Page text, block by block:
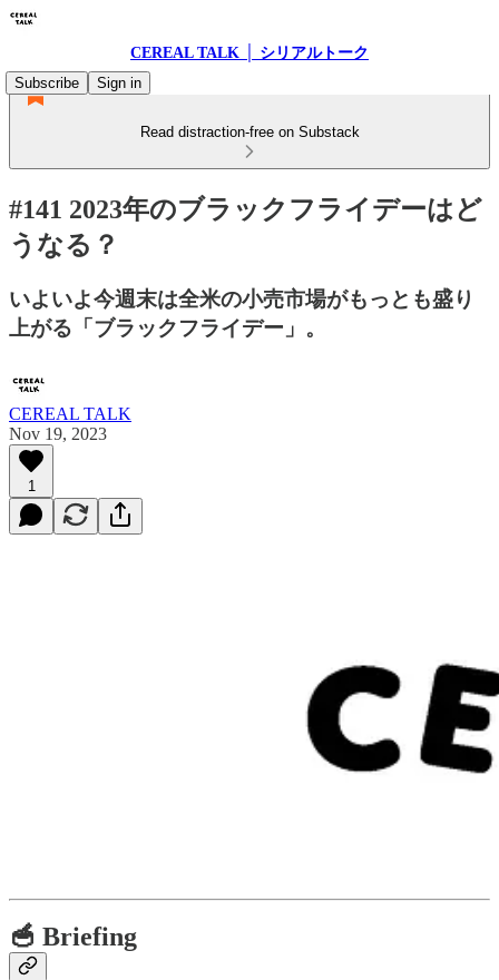
CEREAL TALK │ シリアルトーク
Subscribe
Sign in
Read distraction-free on Substack
#141 2023年のブラックフライデーはど
うなる？
いよいよ今週末は全米の小売市場がもっとも盛り
上がる「ブラックフライデー」。
CEREAL TALK
Nov 19, 2023
1
🥣 Briefing